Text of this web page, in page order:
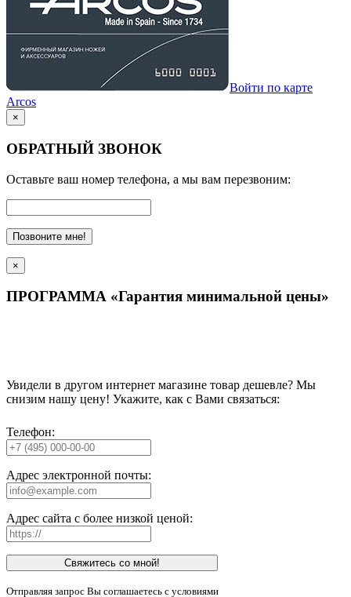
Войти по карте
Arcos
×
ОБРАТНЫЙ ЗВОНОК
Оставьте ваш номер телефона, а мы вам перезвоним:
Позвоните мне!
×
ПРОГРАММА «Гарантия минимальной цены»
Увидели в другом интернет магазине товар дешевле? Мы
снизим нашу цену! Укажите, как с Вами связаться:
Телефон:
Адрес электронной почты:
Адрес сайта с более низкой ценой:
Свяжитесь со мной!
Отправляя запрос Вы соглашаетесь с условиями